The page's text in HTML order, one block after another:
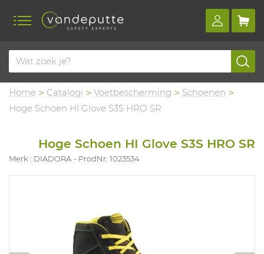
Home Catalogi Voetbescherming
Schoenen
Hoge Schoen HI Glove S3S HRO SR
Hoge Schoen HI Glove S3S HRO SR
Merk : DIADORA ProdNr. 1023534